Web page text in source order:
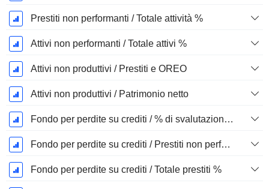
Prestiti non performanti / Totale attività %
Attivi non performanti / Totale attivi %
Attivi non produttivi / Prestiti e OREO
Attivi non produttivi / Patrimonio netto
Fondo per perdite su crediti / % di svalutazioni nette
Fondo per perdite su crediti / Prestiti non performanti %
Fondo per perdite su crediti / Totale prestiti %